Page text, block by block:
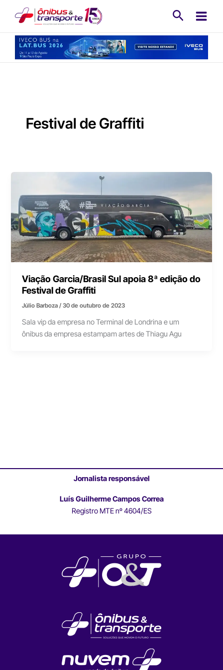
conteúdo
Festival de Graffiti
Viação Garcia/Brasil Sul apoia 8ª edição do
Festival de Graffiti
Júlio Barboza/30 de outubro de 2023
Sala vip da empresa no Terminal de Londrina e um
ônibus da empresa estampam artes de Thiagu Agu
Jornalista responsável
Luís Guilherme Campos Correa
Registro MTE nº 4604/ES